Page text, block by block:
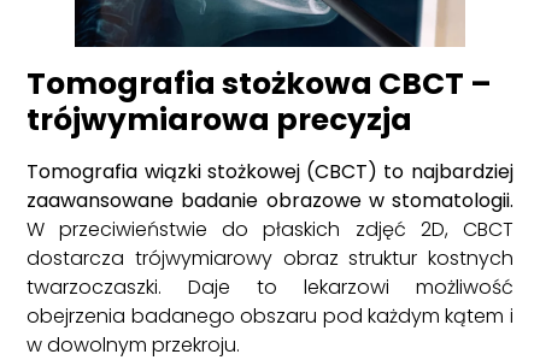
Tomografia stożkowa CBCT –
trójwymiarowa precyzja
Tomografia wiązki stożkowej (CBCT) to najbardziej
zaawansowane badanie obrazowe w stomatologii.
W przeciwieństwie do płaskich zdjęć 2D, CBCT
dostarcza trójwymiarowy obraz struktur kostnych
twarzoczaszki. Daje to lekarzowi możliwość
obejrzenia badanego obszaru pod każdym kątem i
w dowolnym przekroju.